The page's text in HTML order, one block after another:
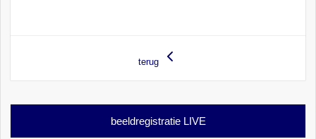
terug
beeldregistratie LIVE